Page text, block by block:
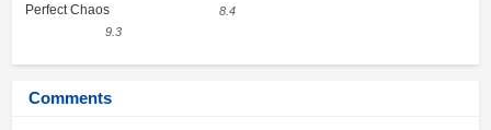
Perfect Chaos
9.3
8.4
Comments